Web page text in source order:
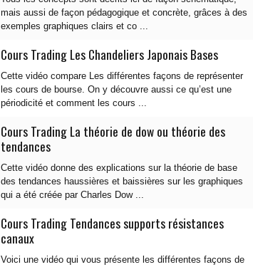
mais aussi de façon pédagogique et concrète, grâces à des
exemples graphiques clairs et co ...
Cours Trading Les Chandeliers Japonais Bases
Cette vidéo compare Les différentes façons de représenter
les cours de bourse. On y découvre aussi ce qu’est une
périodicité et comment les cours ...
Cours Trading La théorie de dow ou théorie des
tendances
Cette vidéo donne des explications sur la théorie de base
des tendances haussières et baissières sur les graphiques
qui a été créée par Charles Dow ...
Cours Trading Tendances supports résistances
canaux
Voici une vidéo qui vous présente les différentes façons de